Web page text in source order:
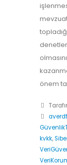
önem
kvkk,